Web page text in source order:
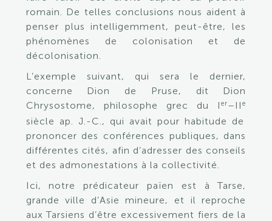
romain. De telles conclusions nous aident à
penser plus intelligemment, peut-être, les
phénomènes de colonisation et de
décolonisation.
L’exemple suivant, qui sera le dernier,
concerne Dion de Pruse, dit Dion
Chrysostome, philosophe grec du Ier–IIe
siècle ap. J.-C., qui avait pour habitude de
prononcer des conférences publiques, dans
différentes cités, afin d’adresser des conseils
et des admonestations à la collectivité.
Ici, notre prédicateur païen est à Tarse,
grande ville d’Asie mineure, et il reproche
aux Tarsiens d’être excessivement fiers de la